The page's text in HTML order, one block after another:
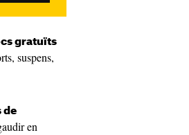
gratuïts
suspens,
de
en